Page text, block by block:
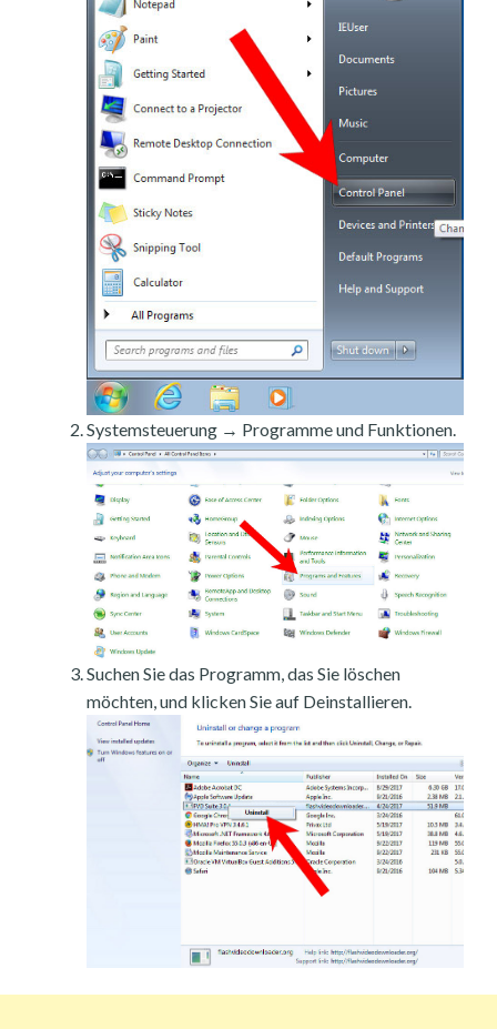
Systemsteuerung → Programme und Funktionen.
Suchen Sie das Programm, das Sie löschen
möchten, und klicken Sie auf Deinstallieren.